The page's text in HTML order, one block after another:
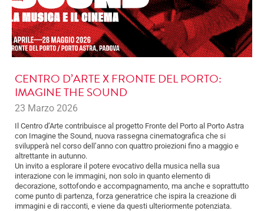
CENTRO D’ARTE X FRONTE DEL PORTO:
IMAGINE THE SOUND
23 Marzo 2026
Il Centro d’Arte contribuisce al progetto Fronte del Porto al Porto Astra
con Imagine the Sound, nuova rassegna cinematografica che si
svilupperà nel corso dell’anno con quattro proiezioni fino a maggio e
altrettante in autunno.
Un invito a esplorare il potere evocativo della musica nella sua
interazione con le immagini, non solo in quanto elemento di
decorazione, sottofondo e accompagnamento, ma anche e soprattutto
come punto di partenza, forza generatrice che ispira la creazione di
immagini e di racconti, e viene da questi ulteriormente potenziata.